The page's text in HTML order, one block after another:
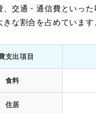
、交通・通信費といっ
きな割合を占めています
支出項目
食料
住居